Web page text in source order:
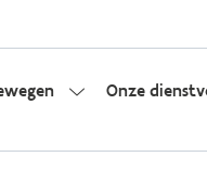
Onze